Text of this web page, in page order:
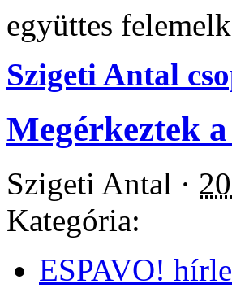
együttes
Szigeti Antal
Megérkeztek
Szigeti Antal ·
Kategória:
ESPAVO!